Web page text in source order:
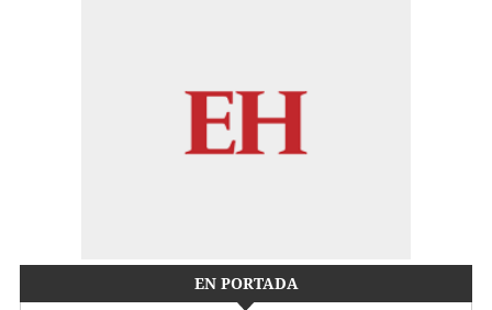
EN PORTADA